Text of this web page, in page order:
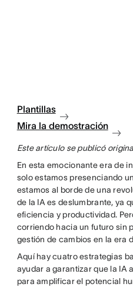
Plantillas
Mira la demostración
Este artículo se publicó
En esta emocionante era de
solo estamos presenciando
estamos al borde de una
de la IA es deslumbrante, ya
eficiencia y productividad.
corriendo hacia un futuro sin
gestión de cambios en la era
Aquí hay cuatro estrategias
ayudar a garantizar que la IA
para amplificar el potencial